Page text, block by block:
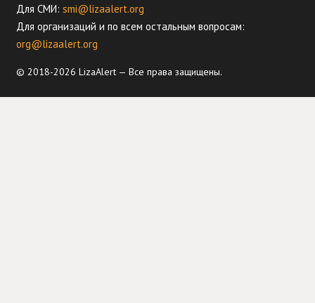
Для СМИ: smi@lizaalert.org
Для организаций и по всем остальным вопросам:
org@lizaalert.org
© 2018-2026 LizaAlert — Все права защищены.